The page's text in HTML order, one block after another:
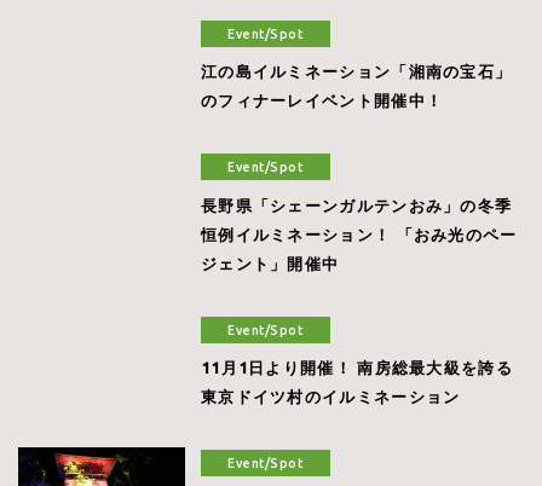
Event/Spot
江の島イルミネーション「湘南の宝石」
のフィナーレイベント開催中！
Event/Spot
長野県「シェーンガルテンおみ」の冬季
恒例イルミネーション！ 「おみ光のペー
ジェント」開催中
Event/Spot
11月1日より開催！ 南房総最大級を誇る
東京ドイツ村のイルミネーション
Event/Spot